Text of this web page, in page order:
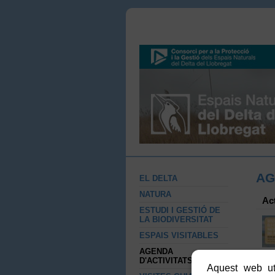
EL DELTA
NATURA
ESTUDI I GESTIÓ DE
LA BIODIVERSITAT
ESPAIS VISITABLES
AGENDA
D'ACTIVITATS
Aquest web